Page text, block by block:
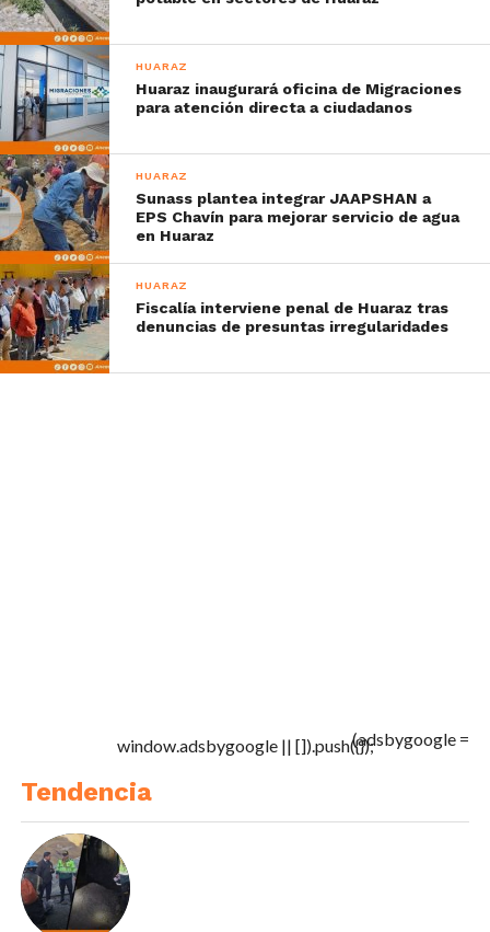
HUARAZ
Huaraz inaugurará oficina de Migraciones
para atención directa a ciudadanos
HUARAZ
Sunass plantea integrar JAAPSHAN a
EPS Chavín para mejorar servicio de agua
en Huaraz
HUARAZ
Fiscalía interviene penal de Huaraz tras
denuncias de presuntas irregularidades
(adsbygoogle =
window.adsbygoogle || []).push({});
Tendencia